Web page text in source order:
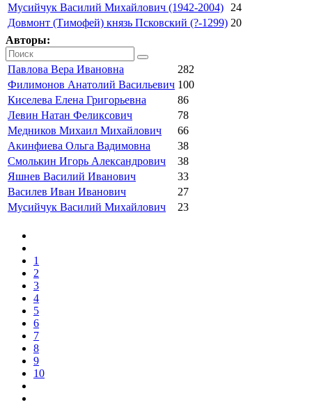
Мусийчук Василий Михайлович (1942-2004)
24
Довмонт (Тимофей) князь Псковский (?-1299) 20
Авторы:
Павлова Вера Ивановна
282
Филимонов Анатолий Васильевич 100
Киселева Елена Григорьевна
86
Левин Натан Феликсович
78
Медников Михаил Михайлович
66
Акинфиева Ольга Вадимовна
38
Смолькин Игорь Александрович
38
Яшнев Василий Иванович
33
Василев Иван Иванович
27
Мусийчук Василий Михайлович
23
1
2
3
4
5
6
7
8
9
10